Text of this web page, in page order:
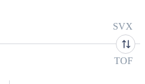
SVX
TOF